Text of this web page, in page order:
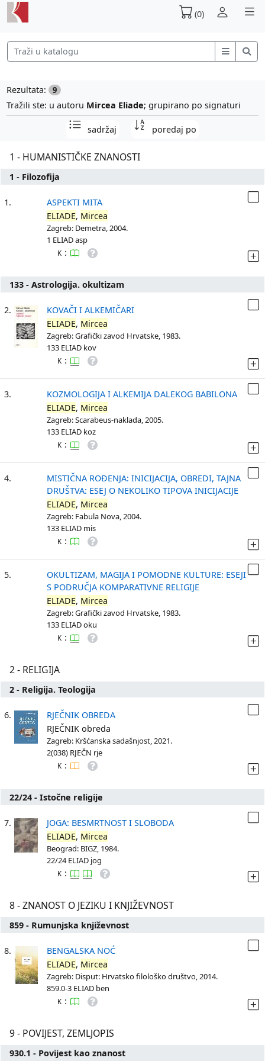
(0)
Rezultata: 9
Tražili ste: u autoru Mircea Eliade; grupirano po signaturi
sadržaj poredaj po
1 - HUMANISTIČKE ZNANOSTI
1 - Filozofija
1.
ASPEKTI MITA
ELIADE, Mircea
Zagreb: Demetra, 2004.
1 ELIAD asp
K :
133 - Astrologija. okultizam
2.
KOVAČI I ALKEMIČARI
ELIADE, Mircea
Zagreb: Grafički zavod Hrvatske, 1983.
133 ELIAD kov
K :
3.
KOZMOLOGIJA I ALKEMIJA DALEKOG BABILONA
ELIADE, Mircea
Zagreb: Scarabeus-naklada, 2005.
133 ELIAD koz
K :
4.
MISTIČNA ROĐENJA: INICIJACIJA, OBREDI, TAJNA
DRUŠTVA: ESEJ O NEKOLIKO TIPOVA INICIJACIJE
ELIADE, Mircea
Zagreb: Fabula Nova, 2004.
133 ELIAD mis
K :
5.
OKULTIZAM, MAGIJA I POMODNE KULTURE: ESEJI
S PODRUČJA KOMPARATIVNE RELIGIJE
ELIADE, Mircea
Zagreb: Grafički zavod Hrvatske, 1983.
133 ELIAD oku
K :
2 - RELIGIJA
2 - Religija. Teologija
6.
RJEČNIK OBREDA
RJEČNIK obreda
Zagreb: Kršćanska sadašnjost, 2021.
2(038) RJEČN rje
K :
22/24 - Istočne religije
7.
JOGA: BESMRTNOST I SLOBODA
ELIADE, Mircea
Beograd: BIGZ, 1984.
22/24 ELIAD jog
K :
8 - ZNANOST O JEZIKU I KNJIŽEVNOST
859 - Rumunjska književnost
8.
BENGALSKA NOĆ
ELIADE, Mircea
Zagreb: Disput: Hrvatsko filološko društvo, 2014.
859.0-3 ELIAD ben
K :
9 - POVIJEST, ZEMLJOPIS
930.1 - Povijest kao znanost